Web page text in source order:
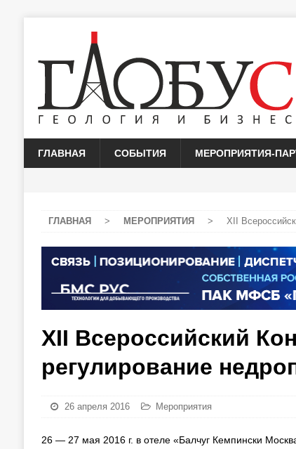
ГЛАВНАЯ СОБЫТИЯ МЕРОПРИЯТИЯ-
ГЛАВНАЯ > МЕРОПРИЯТИЯ > ХII
ХII Всероссийский
регулирование
26 апреля 2016 Мероприятия
26 — 27 мая 2016 г. в отеле «Балчуг Кемпински